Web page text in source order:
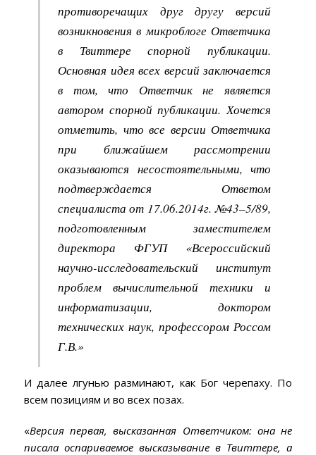
противоречащих друг другу версий
возникновения в микроблоге Ответчика
в Твиттере спорной публикации.
Основная идея всех версий заключается
в том, что Ответчик не является
автором спорной публикации. Хочется
отметить, что все версии Ответчика
при ближайшем рассмотрении
оказываются несостоятельными, что
подтверждается Ответом
специалиста от 17.06.2014г. №43–5/89,
подготовленным заместителем
директора ФГУП «Всероссийский
научно-исследовательский институт
проблем вычислительной техники и
информатизации, доктором
технических наук, профессором Россом
Г.В.»
И далее лгунью разминают, как Бог черепаху. По
всем позициям и во всех позах.
«Версия первая, высказанная Ответчиком: она не
писала оспариваемое высказывание в Твиттере, а